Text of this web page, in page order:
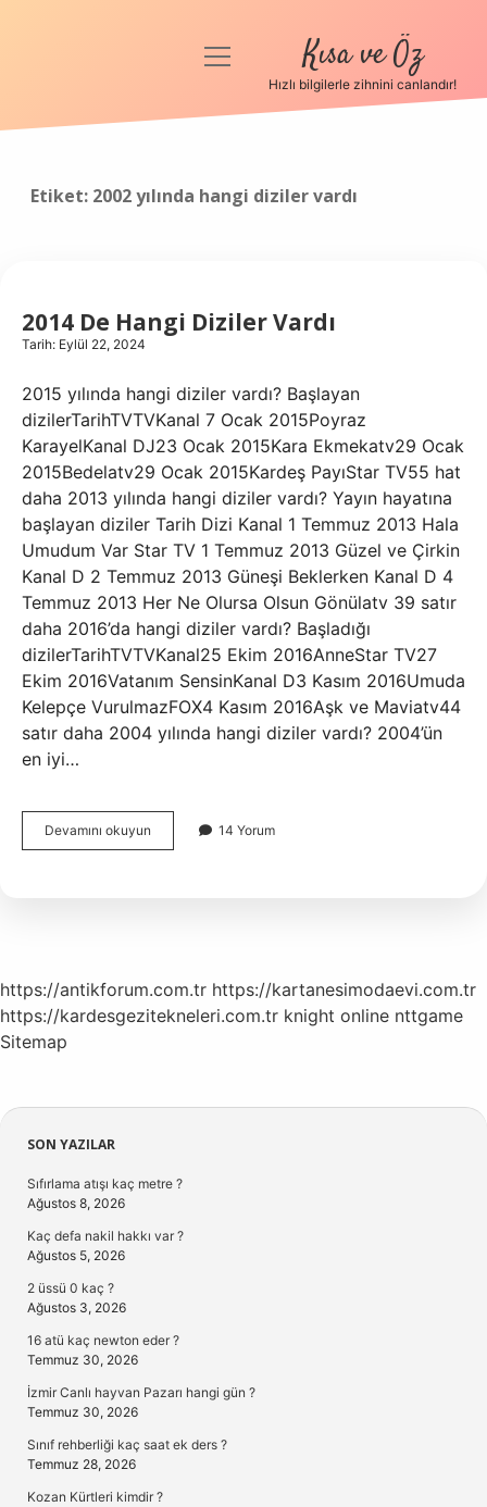
Anasayfa
menüyü
Kısa ve Öz
Hızlı bilgilerle zihnini canlandır!
Etiket: 2002 yılında hangi diziler vardı
2014 De Hangi Diziler Vardı
Tarih: Eylül 22, 2024
2015 yılında hangi diziler vardı? Başlayan
dizilerTarihTVTVKanal 7 Ocak 2015Poyraz
KarayelKanal DJ23 Ocak 2015Kara Ekmekatv29 Ocak
2015Bedelatv29 Ocak 2015Kardeş PayıStar TV55 hat
daha 2013 yılında hangi diziler vardı? Yayın hayatına
başlayan diziler Tarih Dizi Kanal 1 Temmuz 2013 Hala
Umudum Var Star TV 1 Temmuz 2013 Güzel ve Çirkin
Kanal D 2 Temmuz 2013 Güneşi Beklerken Kanal D 4
Temmuz 2013 Her Ne Olursa Olsun Gönülatv 39 satır
daha 2016’da hangi diziler vardı? Başladığı
dizilerTarihTVTVKanal25 Ekim 2016AnneStar TV27
Ekim 2016Vatanım SensinKanal D3 Kasım 2016Umuda
Kelepçe VurulmazFOX4 Kasım 2016Aşk ve Maviatv44
satır daha 2004 yılında hangi diziler vardı? 2004’ün
en iyi…
Devamını okuyun
De
14 Yorum
https://antikforum.com.tr https://kartanesimodaevi.com.tr
https://kardesgezitekneleri.com.tr knight online nttgame
Sitemap
Sidebar
SON YAZILAR
Sıfırlama atışı kaç metre ?
Ağustos 8, 2026
Kaç defa nakil hakkı var ?
Ağustos 5, 2026
2 üssü 0 kaç ?
Ağustos 3, 2026
16 atü kaç newton eder ?
Temmuz 30, 2026
İzmir Canlı hayvan Pazarı hangi gün ?
Temmuz 30, 2026
Sınıf rehberliği kaç saat ek ders ?
Temmuz 28, 2026
Kozan Kürtleri kimdir ?